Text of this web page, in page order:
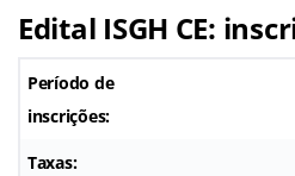
Edital ISGH CE:
Período de
inscrições:
Taxas: